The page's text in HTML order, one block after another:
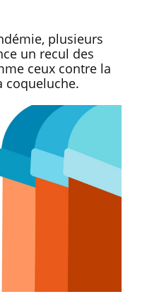
plusieurs
un recul des
ceux contre la
coqueluche.